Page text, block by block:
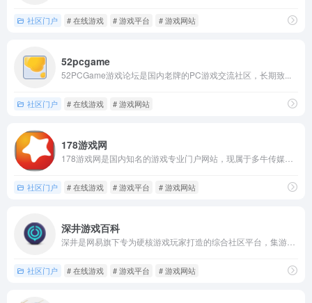
社区门户 # 在线游戏 # 游戏平台 # 游戏网站
52pcgame
52PCGame游戏论坛是国内老牌的PC游戏交流社区，长期致...
社区门户 # 在线游戏 # 游戏网站
178游戏网
社区门户 # 在线游戏 # 游戏平台 # 游戏网站
深井游戏百科
社区门户 # 在线游戏 # 游戏平台 # 游戏网站